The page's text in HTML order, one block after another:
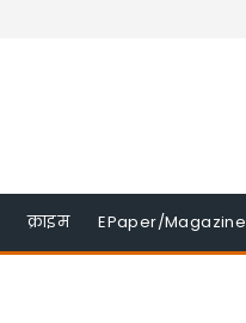
क्राइम EPaper/Magazine